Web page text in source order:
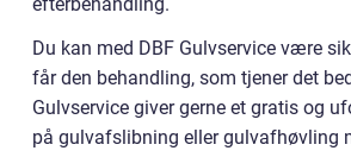
efterbehandling.
Du kan med DBF Gulvservice være
får den behandling, som tjener det
Gulvservice giver gerne et gratis og
på gulvafslibning eller gulvafhøvling